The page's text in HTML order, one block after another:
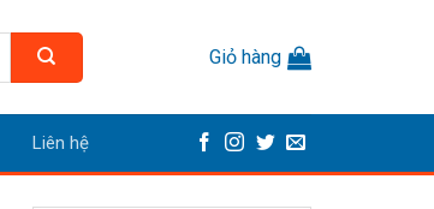
Giỏ hàng
Liên hệ